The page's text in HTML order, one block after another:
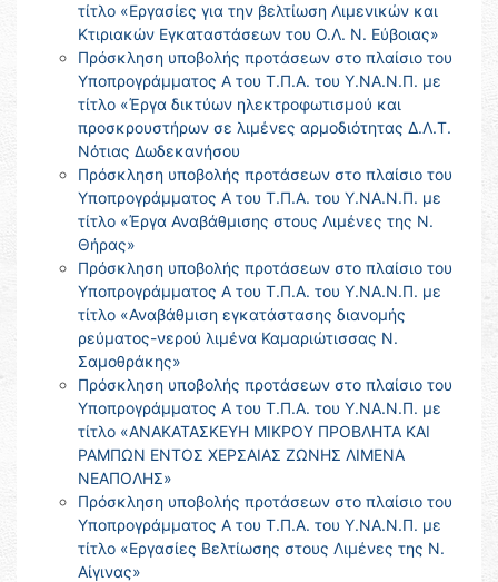
τίτλο «Εργασίες για την βελτίωση Λιμενικών και
Κτιριακών Εγκαταστάσεων του Ο.Λ. Ν. Εύβοιας»
Πρόσκληση υποβολής προτάσεων στο πλαίσιο του
Υποπρογράμματος Α του Τ.Π.Α. του Υ.ΝΑ.Ν.Π. με
τίτλο «Έργα δικτύων ηλεκτροφωτισμού και
προσκρουστήρων σε λιμένες αρμοδιότητας Δ.Λ.Τ.
Νότιας Δωδεκανήσου
Πρόσκληση υποβολής προτάσεων στο πλαίσιο του
Υποπρογράμματος Α του Τ.Π.Α. του Υ.ΝΑ.Ν.Π. με
τίτλο «Έργα Αναβάθμισης στους Λιμένες της Ν.
Θήρας»
Πρόσκληση υποβολής προτάσεων στο πλαίσιο του
Υποπρογράμματος Α του Τ.Π.Α. του Υ.ΝΑ.Ν.Π. με
τίτλο «Αναβάθμιση εγκατάστασης διανομής
ρεύματος-νερού λιμένα Καμαριώτισσας Ν.
Σαμοθράκης»
Πρόσκληση υποβολής προτάσεων στο πλαίσιο του
Υποπρογράμματος Α του Τ.Π.Α. του Υ.ΝΑ.Ν.Π. με
τίτλο «ΑΝΑΚΑΤΑΣΚΕΥΗ ΜΙΚΡΟΥ ΠΡΟΒΛΗΤΑ ΚΑΙ
ΡΑΜΠΩΝ ΕΝΤΟΣ ΧΕΡΣΑΙΑΣ ΖΩΝΗΣ ΛΙΜΕΝΑ
ΝΕΑΠΟΛΗΣ»
Πρόσκληση υποβολής προτάσεων στο πλαίσιο του
Υποπρογράμματος Α του Τ.Π.Α. του Υ.ΝΑ.Ν.Π. με
τίτλο «Εργασίες Βελτίωσης στους Λιμένες της Ν.
Αίγινας»